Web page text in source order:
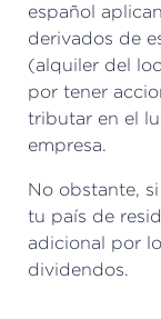
español
derivados de
(alquiler del
por tener
tributar en el
empresa.
No obstante,
tu país de
adicional por
dividendos.